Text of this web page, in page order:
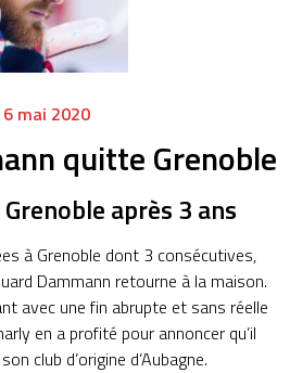
6 mai 2020
quitte Grenoble
après 3 ans
à Grenoble dont 3 consécutives,
Dammann retourne à la maison.
avec une fin abrupte et sans réelle
en a profité pour annoncer qu’il
club d’origine d’Aubagne.